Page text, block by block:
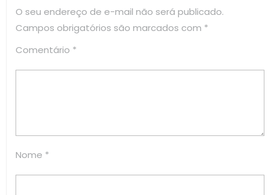
O seu endereço de e-mail não será publicado.
Campos obrigatórios são marcados com *
Comentário *
Nome *